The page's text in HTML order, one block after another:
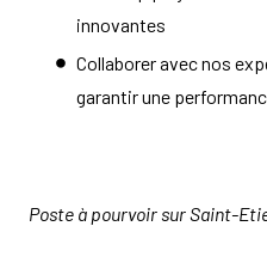
innovantes
Collaborer avec nos
garantir une
Poste à pourvoir sur Saint-